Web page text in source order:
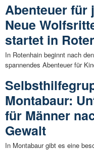
Abenteuer für
Neue
startet in
In Rotenhain beginnt nach
spannendes Abenteuer für
Montabaur:
für Männer
Gewalt
In Montabaur gibt es eine